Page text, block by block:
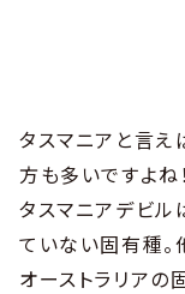
タスマニアと言え
方も多いですよね！
タスマニアデビル
ていない固有種。
オーストラリアの